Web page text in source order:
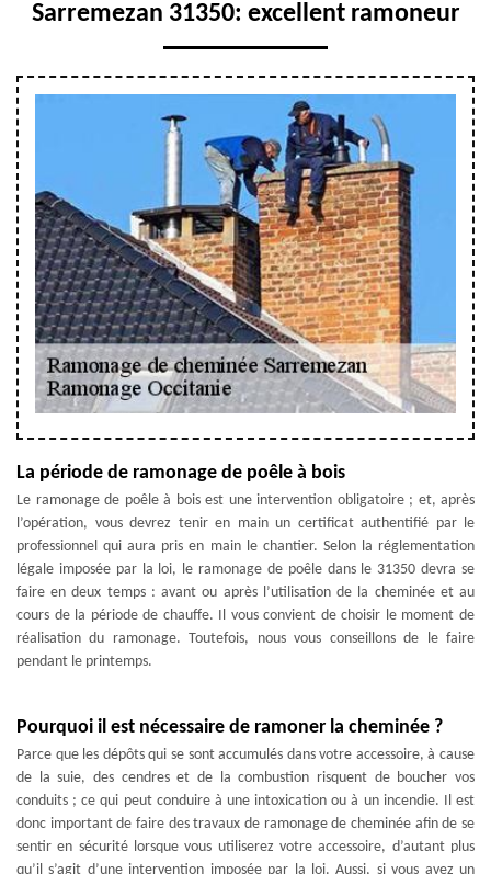
Sarremezan 31350: excellent ramoneur
La période de ramonage de poêle à bois
Le ramonage de poêle à bois est une intervention obligatoire ; et, après
l’opération, vous devrez tenir en main un certificat authentifié par le
professionnel qui aura pris en main le chantier. Selon la réglementation
légale imposée par la loi, le ramonage de poêle dans le 31350 devra se
faire en deux temps : avant ou après l’utilisation de la cheminée et au
cours de la période de chauffe. Il vous convient de choisir le moment de
réalisation du ramonage. Toutefois, nous vous conseillons de le faire
pendant le printemps.
Pourquoi il est nécessaire de ramoner la cheminée ?
Parce que les dépôts qui se sont accumulés dans votre accessoire, à cause
de la suie, des cendres et de la combustion risquent de boucher vos
conduits ; ce qui peut conduire à une intoxication ou à un incendie. Il est
donc important de faire des travaux de ramonage de cheminée afin de se
sentir en sécurité lorsque vous utiliserez votre accessoire, d’autant plus
qu’il s’agit d’une intervention imposée par la loi. Aussi, si vous avez un